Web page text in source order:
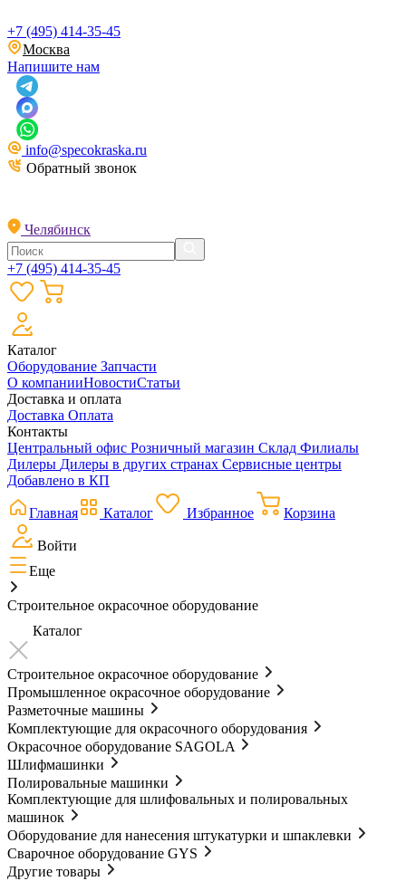
+7 (495) 414-35-45
Москва
Напишите нам
info@specokraska.ru
Обратный звонок
Челябинск
+7 (495) 414-35-45
Каталог
Оборудование Запчасти
О компанииНовостиСтатьи
Доставка и оплата
Доставка Оплата
Контакты
Центральный офис Розничный магазин Склад Филиалы
Дилеры Дилеры в других странах Сервисные центры
Добавлено в КП
Главная Каталог Избранное Корзина
Войти
Еще
Строительное окрасочное оборудование
Каталог
Строительное окрасочное оборудование
Промышленное окрасочное оборудование
Разметочные машины
Комплектующие для окрасочного оборудования
Окрасочное оборудование SAGOLA
Шлифмашинки
Полировальные машинки
Комплектующие для шлифовальных и полировальных
машинок
Оборудование для нанесения штукатурки и шпаклевки
Сварочное оборудование GYS
Другие товары